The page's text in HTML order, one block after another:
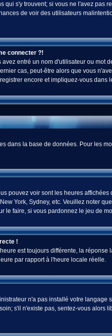
qui s'y trouvent; si vous ne l'avez
de voir des utilisateurs
connecter ?!
entré un nom d'utilisateur ou
cas, peut-être alors que vous
encore et impliquez-vous dans
dans la base de données. Pour les
pouvez voir sont les heures
York, Sydney, etc. Veuillez noter
le faire, si vous pardonnez le jeu de
!
est toujours différente, la
par rapport à l'heure locale réelle.
n'a pas installé votre
s'il n'existe pas, sentez-vous